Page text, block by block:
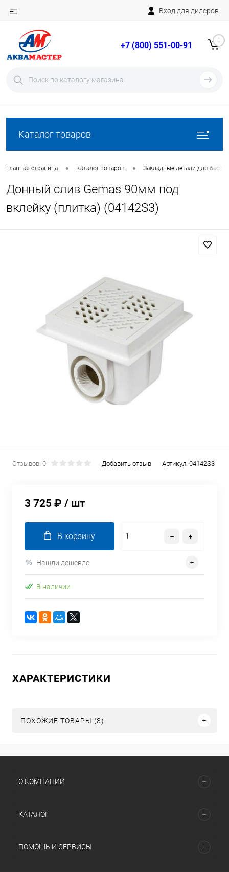
Вход для дилеров
+7 (800) 551-00-91 0
Каталог товаров
Главная страница • Каталог товаров • Закладные детали для
Донный слив Gemas 90мм под
вклейку (плитка) (04142S3)
Отзывов: 0 Добавить отзыв Артикул: 04142S3
3 725 ₽ / шт
В корзину
Нашли дешевле
В наличии
ХАРАКТЕРИСТИКИ
ПОХОЖИЕ ТОВАРЫ (8)
О КОМПАНИИ
КАТАЛОГ
ПОМОЩЬ И СЕРВИСЫ